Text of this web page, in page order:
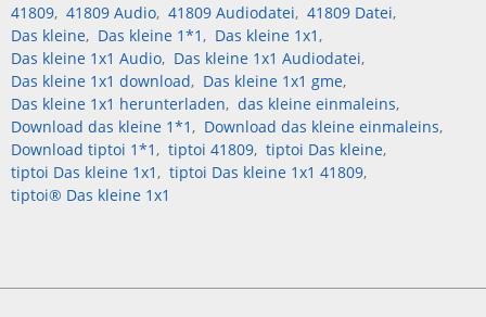
41809 41809 Audio 41809 Audiodatei
41809 Datei
Das kleine
Das kleine 1*1
Das kleine 1x1
Das kleine 1x1 Audio
Das kleine 1x1 Audiodatei
Das kleine 1x1 download
Das kleine 1x1 gme
Das kleine 1x1 herunterladen
das kleine einmaleins
Download das kleine 1*1
Download das kleine einmaleins
Download tiptoi 1*1
tiptoi 41809 tiptoi Das kleine
tiptoi Das kleine 1x1
tiptoi Das kleine 1x1 41809
tiptoi® Das kleine 1x1